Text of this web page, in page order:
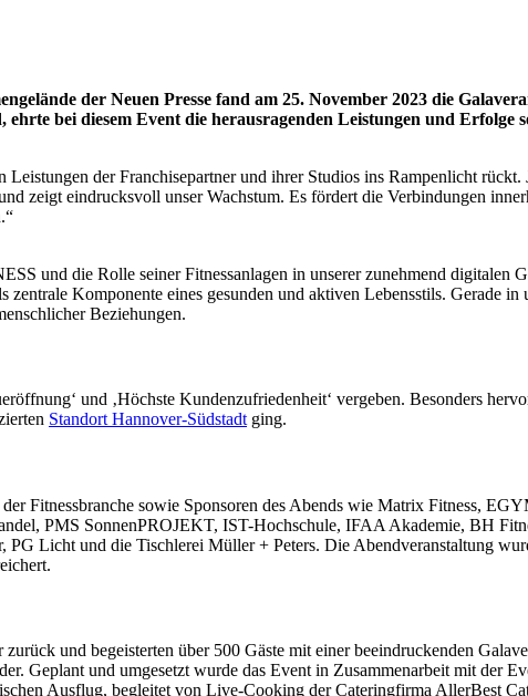
der Neuen Presse fand am 25. November 2023 die
bei diesem Event die herausragenden Leistungen und Erfolge
der Franchisepartner und ihrer Studios ins Rampenlicht rückt.
zeigt eindrucksvoll unser Wachstum. Es fördert die Verbindungen
und die Rolle seiner Fitnessanlagen in unserer zunehmend digitalen
Komponente eines gesunden und aktiven Lebensstils. Gerade in
Beziehungen.
und ‚Höchste Kundenzufriedenheit‘ vergeben. Besonders
Standort Hannover-Südstadt ging.
Fitnessbranche sowie Sponsoren des Abends wie Matrix Fitness,
PMS SonnenPROJEKT, IST-Hochschule, IFAA Akademie, BH
Licht und die Tischlerei Müller + Peters. Die Abendveranstaltung
und begeisterten über 500 Gäste mit einer beeindruckenden
Geplant und umgesetzt wurde das Event in Zusammenarbeit mit der
Ausflug, begleitet von Live-Cooking der Cateringfirma AllerBest